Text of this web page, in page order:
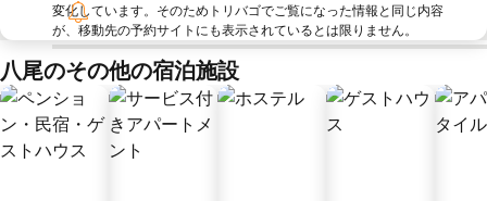
変化しています。そのためトリバゴでご覧になった情報と同じ内容
が、移動先の予約サイトにも表示されているとは限りません。
八尾のその他の宿泊施設